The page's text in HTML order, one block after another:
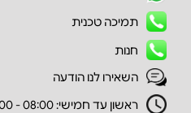
תמיכה טכנית
חנות
השאירו לנו הודעה
ראשון עד חמישי: 08:00 - 18:00